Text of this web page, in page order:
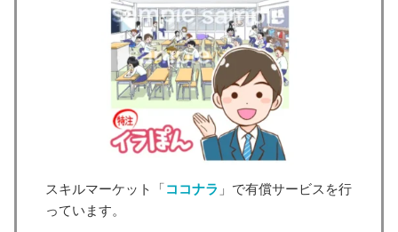
スキルマーケット「ココナラ 」で有償サービスを行
っています。